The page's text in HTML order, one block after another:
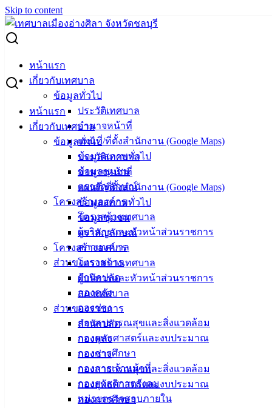
Skip to content
หน้าแรก
เกี่ยวกับเทศบาล
ข้อมูลทั่วไป
ประวัติเทศบาล
อำนาจหน้าที่
แผนที่/ที่ตั้งสำนักงาน (Google Maps)
ข้อมูลสภาพทั่วไป
ข้อมูลชุมชน
ตราสัญลักษณ์
โครงสร้างองค์กร
โครงสร้างเทศบาล
ผู้บริหารและหัวหน้าส่วนราชการ
สภาเทศบาล
ส่วนของราชการ
สำนักปลัด
กองคลัง
กองช่าง
กองสาธารณสุขและสิ่งแวดล้อม
กองยุทธศาสตร์และงบประมาณ
กองการศึกษา
กองการเจ้าหน้าที่
กองสวัสดิการสังคม
หน่วยตรวจสอบภายใน
หน้าแรก
เกี่ยวกับเทศบาล
ข้อมูลทั่วไป
ประวัติเทศบาล
อำนาจหน้าที่
แผนที่/ที่ตั้งสำนักงาน (Google Maps)
ข้อมูลสภาพทั่วไป
ข้อมูลชุมชน
ตราสัญลักษณ์
โครงสร้างองค์กร
โครงสร้างเทศบาล
ผู้บริหารและหัวหน้าส่วนราชการ
สภาเทศบาล
ส่วนของราชการ
สำนักปลัด
กองคลัง
กองช่าง
กองสาธารณสุขและสิ่งแวดล้อม
กองยุทธศาสตร์และงบประมาณ
กองการศึกษา
Search for:
ข้อมูลสาระสำคัญในสัญญา เดือนพฤษภาคม 2564
ข้อมูลสาระสำคัญในสัญญา เดือน
พฤษภาคม 2564
มิถุนายน 4, 2021 เมษายน 21, 2022
สรุปผลจัดซื้อจัดจ้าง (รายเดือน)
ข้อมูลสาระสำคัญในสัญญา เดือนพฤษภาคม 2564
เมืองอ่าง
อ.เมือง จ.ชลบุรี